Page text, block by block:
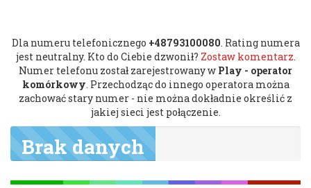
Dla numeru telefonicznego +48793100080. Rating numera
jest neutralny. Kto do Ciebie dzwonił? Zostaw komentarz.
Numer telefonu został zarejestrowany w Play - operator
komórkowy. Przechodząc do innego operatora można
zachować stary numer - nie można dokładnie określić z
jakiej sieci jest połączenie.
Brak danych